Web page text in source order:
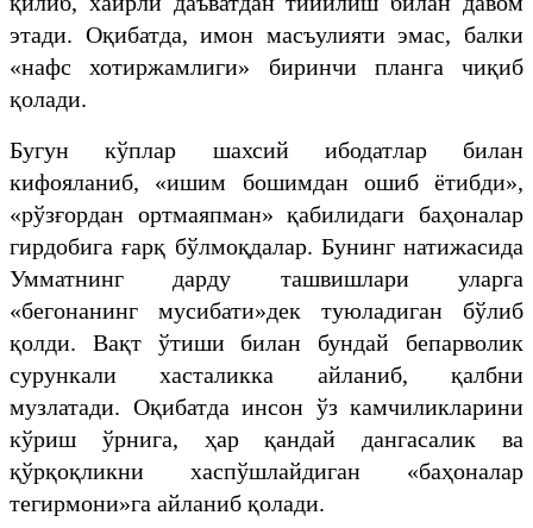
этади. Оқибатда, имон масъулияти эмас, балки
«нафс хотиржамлиги» биринчи планга чиқиб
қолади.
Бугун кўплар шахсий ибодатлар билан
кифояланиб, «ишим бошимдан ошиб ётибди»,
«рўзғордан ортмаяпман» қабилидаги баҳоналар
гирдобига ғарқ бўлмоқдалар. Бунинг натижасида
Умматнинг дарду ташвишлари уларга
«бегонанинг мусибати»дек туюладиган бўлиб
қолди. Вақт ўтиши билан бундай бепарволик
сурункали хасталикка айланиб, қалбни
музлатади. Оқибатда инсон ўз камчиликларини
кўриш ўрнига, ҳар қандай дангасалик ва
қўрқоқликни хаспўшлайдиган «баҳоналар
тегирмони»га айланиб қолади.